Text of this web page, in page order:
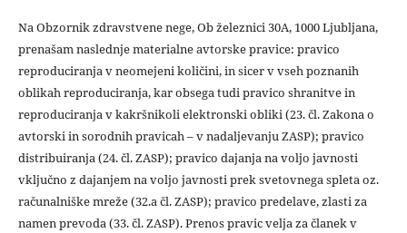
Na Obzornik zdravstvene nege, Ob železnici 30A, 1000 Ljubljana,
prenašam naslednje materialne avtorske pravice: pravico
reproduciranja v neomejeni količini, in sicer v vseh poznanih
oblikah reproduciranja, kar obsega tudi pravico shranitve in
reproduciranja v kakršnikoli elektronski obliki (23. čl. Zakona o
avtorski in sorodnih pravicah – v nadaljevanju ZASP); pravico
distribuiranja (24. čl. ZASP); pravico dajanja na voljo javnosti
vključno z dajanjem na voljo javnosti prek svetovnega spleta oz.
računalniške mreže (32.a čl. ZASP); pravico predelave, zlasti za
namen prevoda (33. čl. ZASP). Prenos pravic velja za članek v